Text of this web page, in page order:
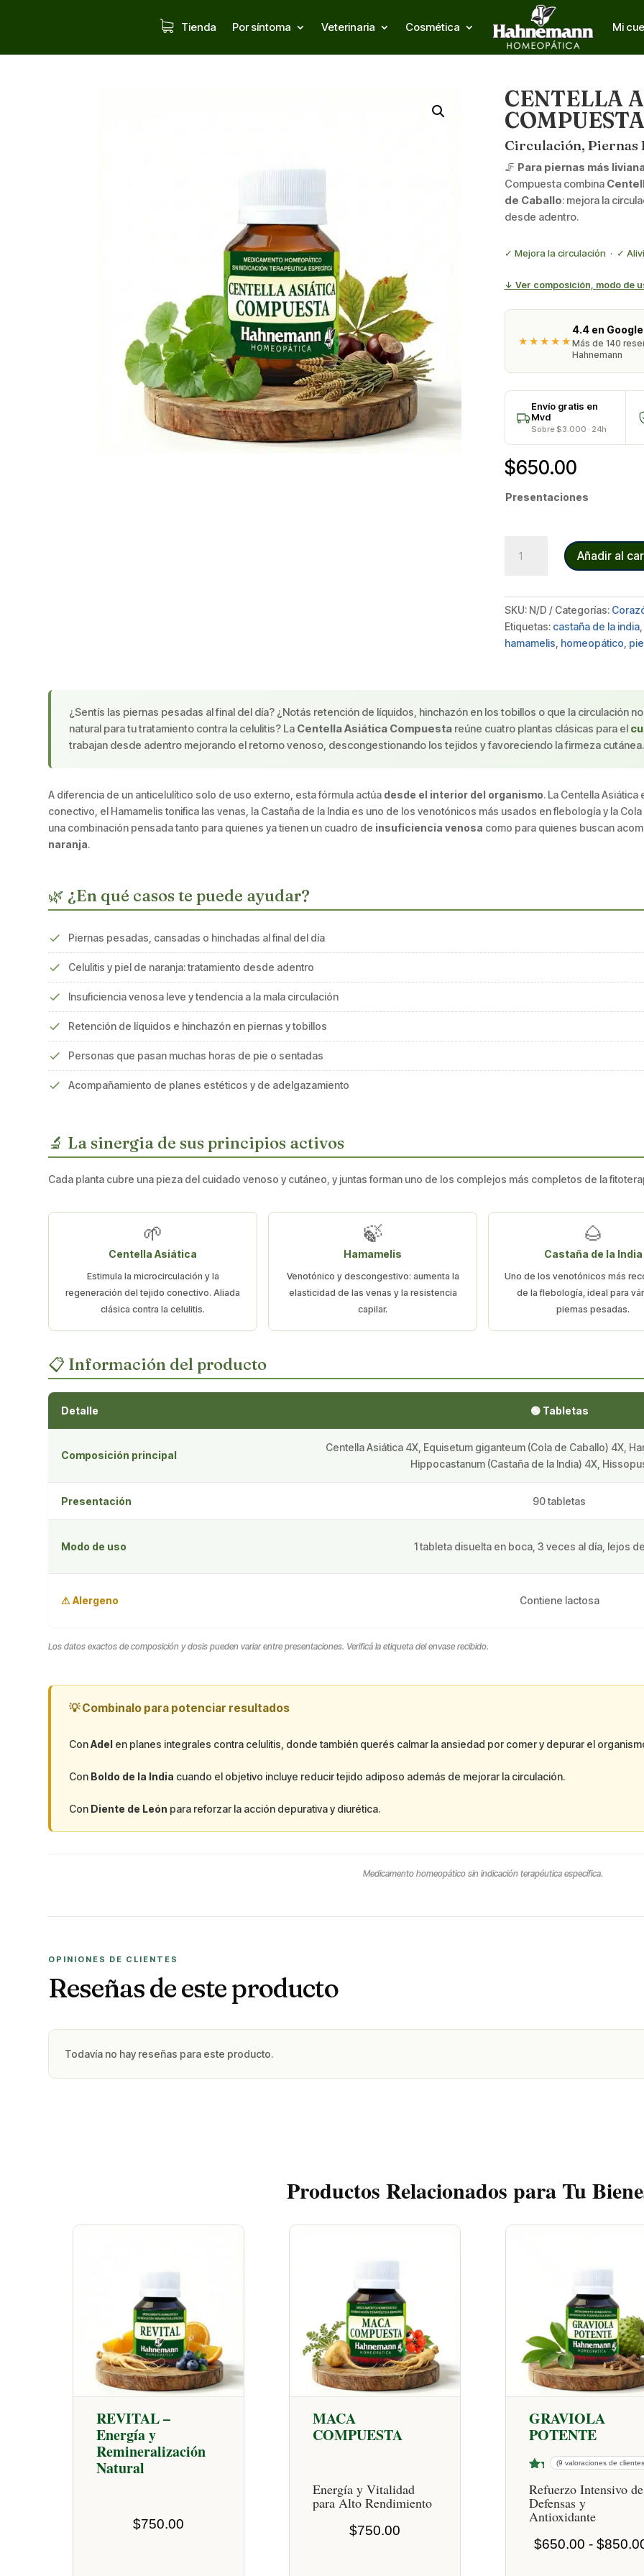
Tienda Por síntoma Veterinaria Cosmética Mi
CENTELLA
COMPUESTA
Circulación,
🦵 Para piernas más
Compuesta combina
de Caballo: mejora la
desde adentro.
✓ Mejora la circulación · ✓
↓ Ver composición, modo de
★★★★★
4.4 en Google
Más de 140
Hahnemann
Envío gratis en
Mvd
Sobre $3.000 · 24h
$650.00
Presentaciones
ASIÁTICA
Añadir al
SKU: N/D Categorías:
Etiquetas: castaña de la india,
hamamelis, homeopático,
¿Sentís las piernas pesadas al final del día? ¿Notás retención de líquidos, hinchazón en los tobillos o que la circulación
natural para tu tratamiento contra la celulitis? La Centella Asiática Compuesta reúne cuatro plantas clásicas para el
trabajan desde adentro mejorando el retorno venoso, descongestionando los tejidos y favoreciendo la firmeza cutánea.
A diferencia de un anticelulítico solo de uso externo, esta fórmula actúa desde el interior del organismo. La Centella
conectivo, el Hamamelis tonifica las venas, la Castaña de la India es uno de los venotónicos más usados en flebología y la
una combinación pensada tanto para quienes ya tienen un cuadro de insuficiencia venosa como para quienes buscan
naranja.
🌿 ¿En qué casos te puede ayudar?
Piernas pesadas, cansadas o hinchadas al final del día
Celulitis y piel de naranja: tratamiento desde adentro
Insuficiencia venosa leve y tendencia a la mala circulación
Retención de líquidos e hinchazón en piernas y tobillos
Personas que pasan muchas horas de pie o sentadas
Acompañamiento de planes estéticos y de adelgazamiento
🔬 La sinergia de sus principios activos
Cada planta cubre una pieza del cuidado venoso y cutáneo, y juntas forman uno de los complejos más completos de la
🌱
Centella Asiática
Estimula la microcirculación y la
regeneración del tejido conectivo. Aliada
clásica contra la celulitis.
🍃
Hamamelis
Venotónico y descongestivo: aumenta la
elasticidad de las venas y la resistencia
capilar.
🌰
Castaña de la India
Uno de los venotónicos más
de la flebología, ideal para
piernas pesadas.
📋 Información del producto
Detalle 🟢 Tabletas
Composición principal
Centella Asiática 4X, Equisetum giganteum (Cola de Caballo) 4X,
Hippocastanum (Castaña de la India) 4X,
Presentación 90 tabletas
Modo de uso 1 tableta disuelta en boca, 3 veces al día, lejos
⚠ Alergeno Contiene lactosa
Los datos exactos de composición y dosis pueden variar entre presentaciones. Verificá la etiqueta del envase recibido.
💡 Combinalo para potenciar resultados
ConAdel en planes integrales contra celulitis, donde también querés calmar la ansiedad por comer y depurar el
Con Boldo de la India cuando el objetivo incluye reducir tejido adiposo además de mejorar la circulación.
Con Diente de León para reforzar la acción depurativa y diurética.
Medicamento homeopático sin indicación terapéutica específica.
OPINIONES DE CLIENTES
Reseñas de este producto
Todavía no hay reseñas para este producto.
Productos Relacionados para Tu
REVITAL –
Energía y
Remineralización
Natural
$750.00
MACA
COMPUESTA
Energía y Vitalidad
para Alto Rendimiento
$750.00
GRAVIOLA
POTENTE
lor
ad
o
co
4.
(9 valoraciones de
Refuerzo Intensivo de
Defensas y
Antioxidante
$650.00 - $